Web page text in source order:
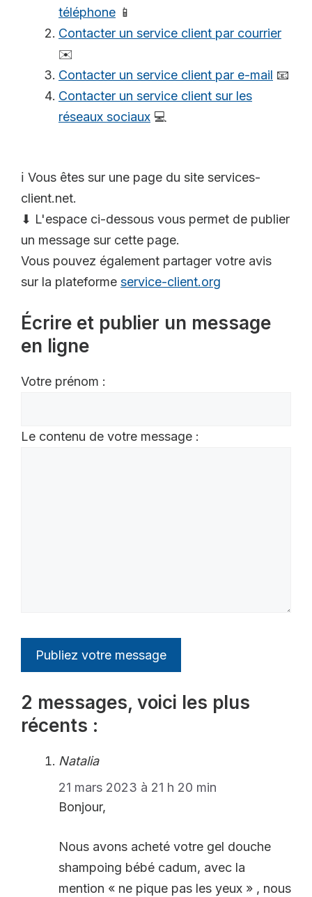
téléphone 📱
Contacter un service client par courrier
✉️
Contacter un service client par e-mail 📧
Contacter un service client sur les
réseaux sociaux 💻
ℹ️ Vous êtes sur une page du site services-
client.net.
⬇ L'espace ci-dessous vous permet de publier
un message sur cette page.
Vous pouvez également partager votre avis
sur la plateforme service-client.org
Écrire et publier un message
en ligne
Votre prénom :
Le contenu de votre message :
2 messages, voici les plus
récents :
Natalia
21 mars 2023 à 21 h 20 min
Bonjour,
Nous avons acheté votre gel douche
shampoing bébé cadum, avec la
mention « ne pique pas les yeux » , nous